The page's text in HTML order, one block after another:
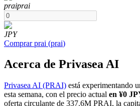
Futuros COIN-M
praiprai
JPY
Comprar prai (prai)
Acerca de Privasea AI
Privasea AI (PRAI) está experimentando
esta semana, con el precio actual en ¥0
oferta circulante de 337.6M PRAI, la